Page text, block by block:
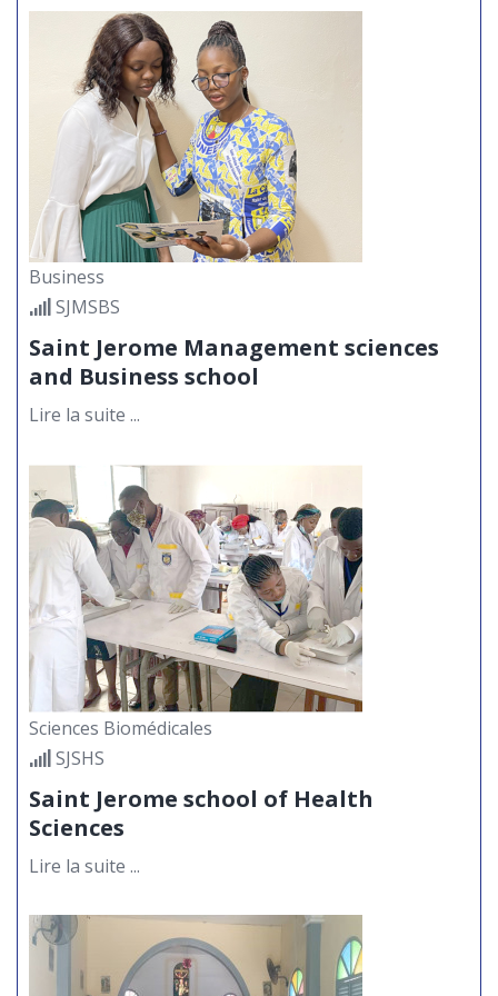
Business
SJMSBS
Saint Jerome Management sciences
and Business school
Lire la suite ...
Sciences Biomédicales
SJSHS
Saint Jerome school of Health
Sciences
Lire la suite ...
11
MAI
Entrepreneuriat dans la
peinture au Cameroun :
retour sur la conférence du
22 avril 2026 à Saint Jérôme
de Douala
Le mercredi 22 avril 2026, l’amphi
600 de la Catho Saint Jérôme de
Douala a accueilli une...
11
MAI
académique de haut niveau
à Saint Jérôme
Économiques et de Gestion...